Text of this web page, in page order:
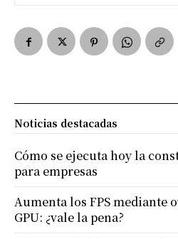
Noticias destacadas
Cómo se ejecuta hoy la
para empresas
Aumenta los FPS mediante
GPU: ¿vale la pena?